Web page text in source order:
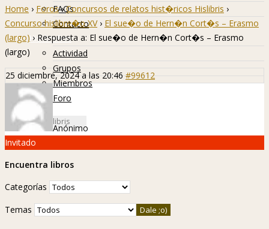
FAQs
Contacto
Hislibreños
Actividad
Grupos
Miembros
Foro
Home › Foros › Concursos de relatos hist�ricos Hislibris ›
Concurso hislibre�o XV › El sue�o de Hern�n Cort�s – Erasmo
(largo) › Respuesta a: El sue�o de Hern�n Cort�s – Erasmo
(largo)
25 diciembre, 2024 a las 20:46 #99612
Anónimo
Invitado
Encuentra libros
Categorías
Temas